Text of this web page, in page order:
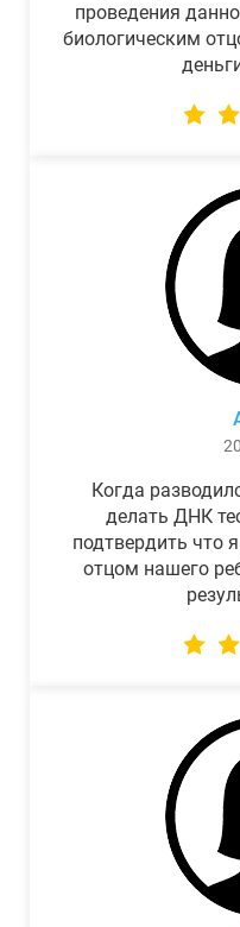
проведения
биологическим
Когда
делать ДНК
подтвердить что
отцом нашего